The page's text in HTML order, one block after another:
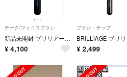
チーク/フェイスブラシ
新品未開封 ブリリアージュ ワイドフィンガーブラシ BRILLIAGE フィンガーブラシ
¥ 4,100
ブラシ・チップ
¥ 2,499